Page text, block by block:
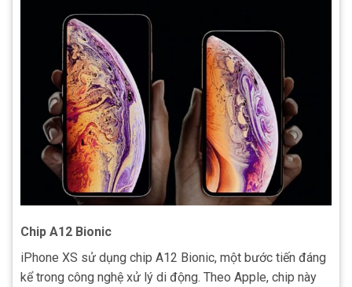
Chip A12 Bionic
iPhone XS sử dụng chip A12 Bionic, một bước tiến đáng
kể trong công nghệ xử lý di động. Theo Apple, chip này